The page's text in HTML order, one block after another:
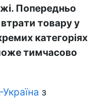
Попередньо
товару у
категоріях
тимчасово
з